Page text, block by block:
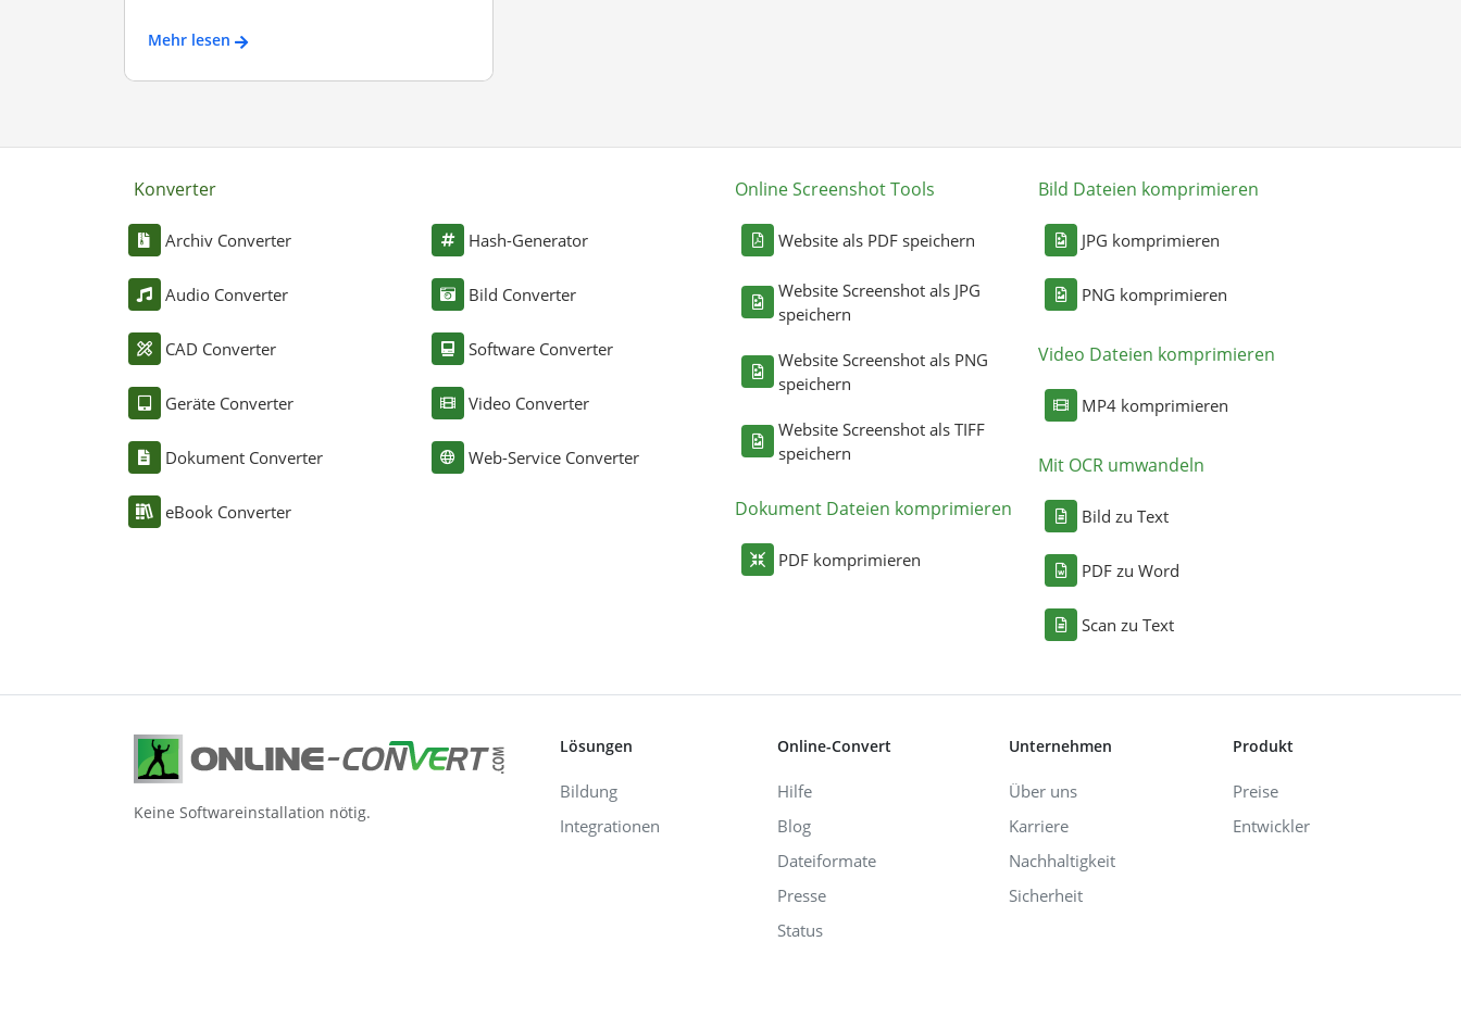
Mehr lesen
Konverter
Archiv Converter
Audio Converter
CAD Converter
Geräte Converter
Dokument Converter
eBook Converter
Hash-Generator
Bild Converter
Software Converter
Video Converter
Web-Service Converter
Online Screenshot Tools
Website als PDF speichern
Website Screenshot als JPG
speichern
Website Screenshot als PNG
speichern
Website Screenshot als TIFF
speichern
Dokument Dateien komprimieren
PDF komprimieren
Bild Dateien komprimieren
JPG komprimieren
PNG komprimieren
Video Dateien komprimieren
MP4 komprimieren
Mit OCR umwandeln
Bild zu Text
PDF zu Word
Scan zu Text
Keine Softwareinstallation nötig.
Lösungen
Bildung
Integrationen
Online-Convert
Hilfe
Blog
Dateiformate
Presse
Status
Unternehmen
Über uns
Karriere
Nachhaltigkeit
Sicherheit
Produkt
Preise
Entwickler